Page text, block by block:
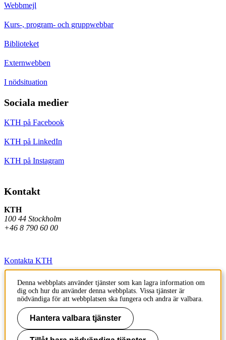
Webbmejl
Kurs-, program- och gruppwebbar
Biblioteket
Externwebben
I nödsituation
Sociala medier
KTH på Facebook
KTH på LinkedIn
KTH på Instagram
Kontakt
KTH
100 44 Stockholm
+46 8 790 60 00
Kontakta KTH
Jobba på KTH
Press och media
Faktura och betalning KTH
Om KTH:s webbplatser
Denna webbplats använder tjänster som kan lagra information om
dig och hur du använder denna webbplats. Vissa tjänster är
nödvändiga för att webbplatsen ska fungera och andra är valbara.
Hantera valbara tjänster